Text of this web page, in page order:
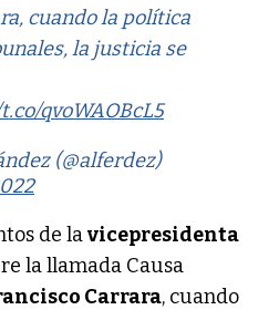
cuando la política
la justicia se
qvoWAOBcL5
(@alferdez)
de lavicepresidenta
la llamada Causa
Carrara, cuando